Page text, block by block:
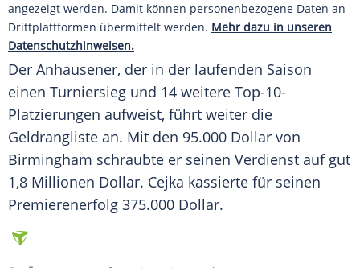
angezeigt werden. Damit können personenbezogene Daten an
Drittplattformen übermittelt werden. Mehr dazu in unseren
Datenschutzhinweisen.
Der Anhausener, der in der laufenden Saison
einen Turniersieg und 14 weitere Top-10-
Platzierungen aufweist, führt weiter die
Geldrangliste an. Mit den 95.000 Dollar von
Birmingham schraubte er seinen Verdienst auf gut
1,8 Millionen Dollar. Cejka kassierte für seinen
Premierenerfolg 375.000 Dollar.